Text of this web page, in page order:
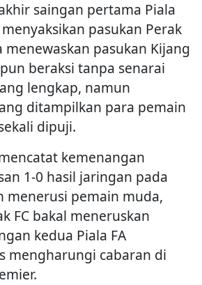
saingan pertama Piala
pasukan Perak
menewaskan pasukan Kijang
beraksi tanpa senarai
lengkap, namun
ditampilkan para pemain
dipuji.
kemenangan
1-0 hasil jaringan pada
menerusi pemain muda,
FC bakal meneruskan
kedua Piala FA
mengharungi cabaran di